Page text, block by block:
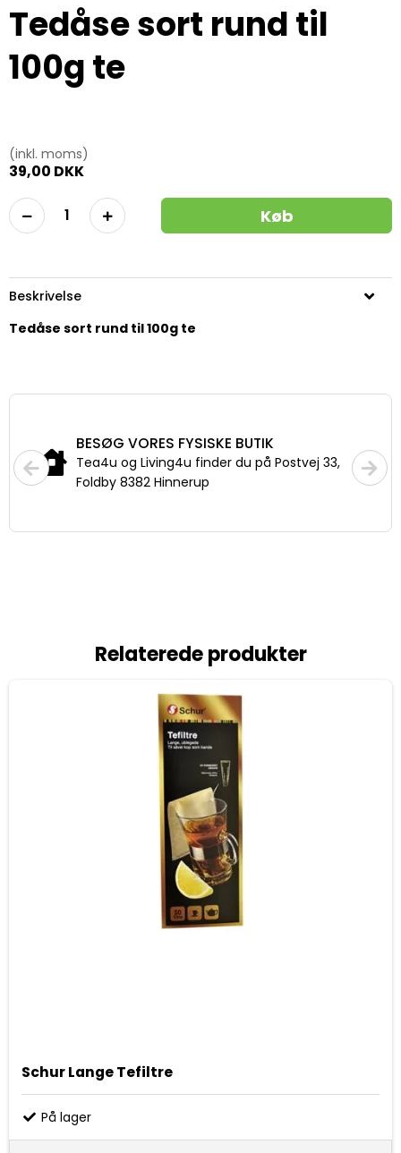
Tedåse sort rund til
100g te
(inkl. moms)
39,00 DKK
Køb
Beskrivelse
Tedåse sort rund til 100g te
FRAGT
Priser fra 29,-
Fri fragt fra 399,- til pakkeshop
Relaterede produkter
Schur Lange Tefiltre
På lager